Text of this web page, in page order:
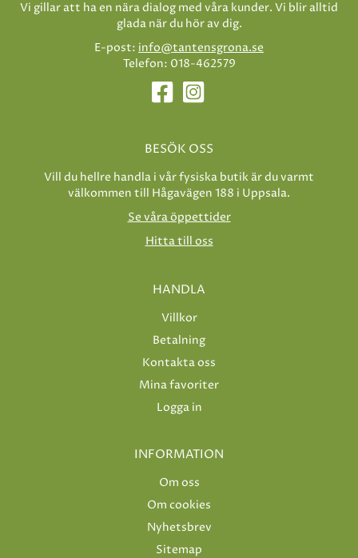
Vi gillar att ha en nära dialog med våra kunder. Vi blir alltid
glada när du hör av dig.
E-post: info@tantensgrona.se
Telefon: 018-462579
BESÖK OSS
Vill du hellre handla i vår fysiska butik är du varmt
välkommen till Hågavägen 188 i Uppsala.
Se våra öppettider
Hitta till oss
HANDLA
Villkor
Betalning
Kontakta oss
Mina favoriter
Logga in
INFORMATION
Om oss
Om cookies
Nyhetsbrev
Sitemap